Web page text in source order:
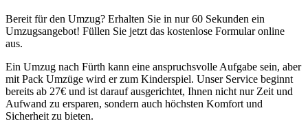
Bereit für den Umzug? Erhalten Sie in nur 60 Sekunden ein
Umzugsangebot! Füllen Sie jetzt das kostenlose Formular online
aus.
Ein Umzug nach Fürth kann eine anspruchsvolle Aufgabe sein, aber
mit Pack Umzüge wird er zum Kinderspiel. Unser Service beginnt
bereits ab 27€ und ist darauf ausgerichtet, Ihnen nicht nur Zeit und
Aufwand zu ersparen, sondern auch höchsten Komfort und
Sicherheit zu bieten.